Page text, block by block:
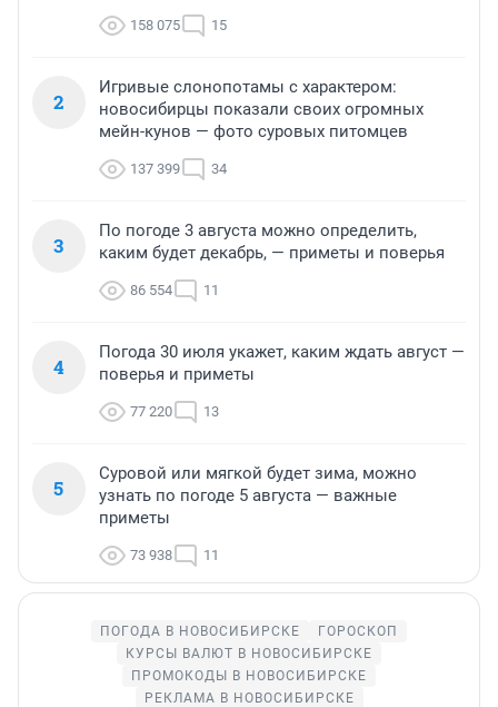
158 075 15
2
Игривые слонопотамы с характером:
новосибирцы показали своих огромных
мейн-кунов — фото суровых питомцев
137 399 34
3
По погоде 3 августа можно определить,
каким будет декабрь, — приметы и поверья
86 554 11
4
Погода 30 июля укажет, каким ждать август —
поверья и приметы
77 220 13
5
Суровой или мягкой будет зима, можно
узнать по погоде 5 августа — важные
приметы
73 938 11
ПОГОДА В НОВОСИБИРСКЕ
ГОРОСКОП
КУРСЫ ВАЛЮТ В НОВОСИБИРСКЕ
ПРОМОКОДЫ В НОВОСИБИРСКЕ
РЕКЛАМА В НОВОСИБИРСКЕ